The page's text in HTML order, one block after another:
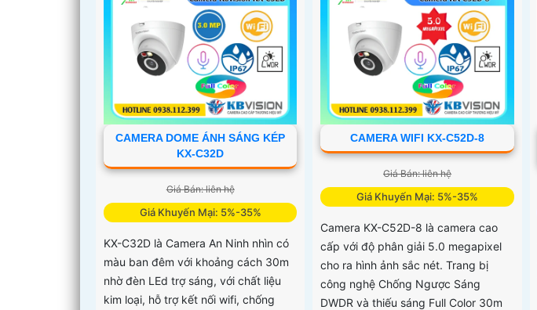
CAMERA DOME ÁNH SÁNG KÉP
KX-C32D
Giá Bán: liên hệ
Giá Khuyến Mại: 5%-35%
KX-C32D là Camera An Ninh nhìn có
màu ban đêm với khoảng cách 30m
nhờ đèn LEd trợ sáng, với chất liệu
kim loại, hỗ trợ kết nối wifi, chống
CAMERA WIFI KX-C52D-8
Giá Bán: liên hệ
Giá Khuyến Mại: 5%-35%
Camera KX-C52D-8 là camera cao
cấp với độ phân giải 5.0 megapixel
cho ra hình ảnh sắc nét. Trang bị
công nghệ Chống Ngược Sáng
DWDR và thiếu sáng Full Color 30m